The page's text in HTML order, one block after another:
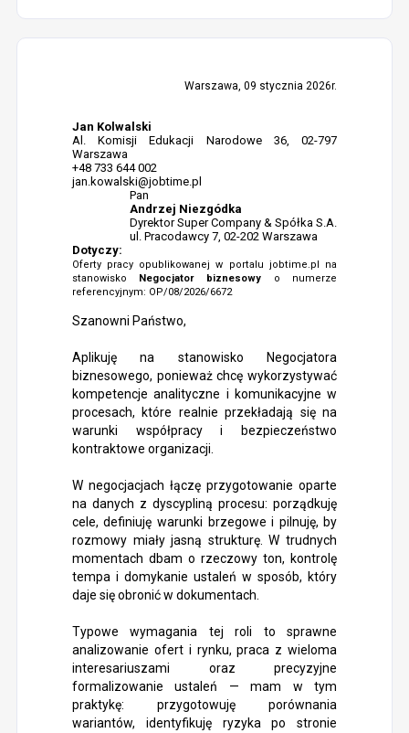
Warszawa, 09 stycznia 2026r.
Jan Kolwalski
Al. Komisji Edukacji Narodowe 36, 02-797
Warszawa
+48 733 644 002
jan.kowalski@jobtime.pl
Pan
Andrzej Niezgódka
Dyrektor Super Company & Spółka S.A.
ul. Pracodawcy 7, 02-202 Warszawa
Dotyczy:
Oferty pracy opublikowanej w portalu jobtime.pl na
stanowisko Negocjator biznesowy o numerze
referencyjnym: OP/08/2026/6672
Szanowni Państwo,
Aplikuję na stanowisko Negocjatora
biznesowego, ponieważ chcę wykorzystywać
kompetencje analityczne i komunikacyjne w
procesach, które realnie przekładają się na
warunki współpracy i bezpieczeństwo
kontraktowe organizacji.
W negocjacjach łączę przygotowanie oparte
na danych z dyscypliną procesu: porządkuję
cele, definiuję warunki brzegowe i pilnuję, by
rozmowy miały jasną strukturę. W trudnych
momentach dbam o rzeczowy ton, kontrolę
tempa i domykanie ustaleń w sposób, który
daje się obronić w dokumentach.
Typowe wymagania tej roli to sprawne
analizowanie ofert i rynku, praca z wieloma
interesariuszami oraz precyzyjne
formalizowanie ustaleń — mam w tym
praktykę: przygotowuję porównania
wariantów, identyfikuję ryzyka po stronie